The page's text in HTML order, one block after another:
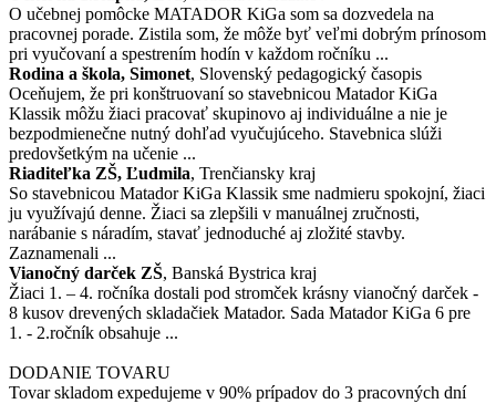
O učebnej pomôcke MATADOR KiGa som sa dozvedela na
pracovnej porade. Zistila som, že môže byť veľmi dobrým prínosom
pri vyučovaní a spestrením hodín v každom ročníku ...
Rodina a škola, Simonet, Slovenský pedagogický časopis
Oceňujem, že pri konštruovaní so stavebnicou Matador KiGa
Klassik môžu žiaci pracovať skupinovo aj individuálne a nie je
bezpodmienečne nutný dohľad vyučujúceho. Stavebnica slúži
predovšetkým na učenie ...
Riaditeľka ZŠ, Ľudmila, Trenčiansky kraj
So stavebnicou Matador KiGa Klassik sme nadmieru spokojní, žiaci
ju využívajú denne. Žiaci sa zlepšili v manuálnej zručnosti,
narábanie s náradím, stavať jednoduché aj zložité stavby.
Zaznamenali ...
Vianočný darček ZŠ, Banská Bystrica kraj
Žiaci 1. – 4. ročníka dostali pod stromček krásny vianočný darček -
8 kusov drevených skladačiek Matador. Sada Matador KiGa 6 pre
1. - 2.ročník obsahuje ...
DODANIE TOVARU
Tovar skladom expedujeme v 90% prípadov do 3 pracovných dní